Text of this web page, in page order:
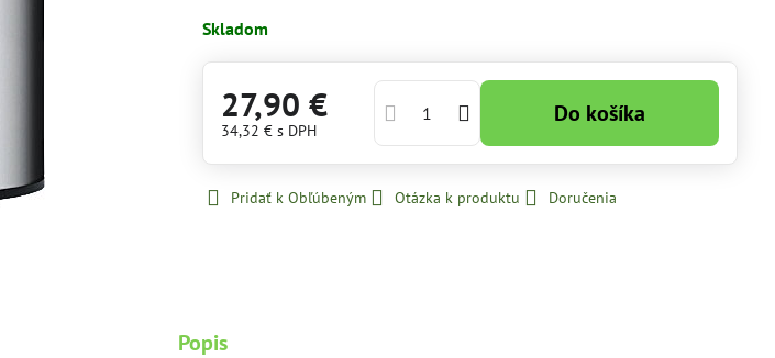
Skladom
27,90 €
34,32 €s DPH
Do košíka
Pridať k Obľúbeným Otázka k produktu Doručenia
Popis